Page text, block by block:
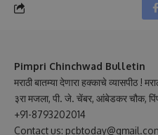
Pimpri Chinchwad Bulletin
मराठी बातम्या देणारा हक्काचे व्यासपीठ !
३रा मजला, पी. जे. चेंबर, आंबेडकर चौक,
+91-8793202014
Contact us: